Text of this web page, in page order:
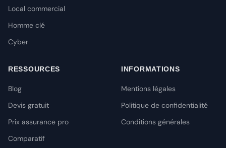
Local commercial
Homme clé
Cyber
RESSOURCES
Blog
Devis gratuit
Prix assurance pro
Comparatif
INFORMATIONS
Mentions légales
Politique de confidentialité
Conditions générales